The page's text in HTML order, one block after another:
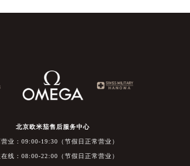
北京欧米茄售后服务中心
营业：09:00-19:30（节假日正常营业）
线：08:00-22:00（节假日正常营业）